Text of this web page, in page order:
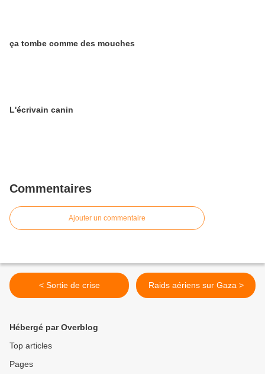
ça tombe comme des mouches
L'écrivain canin
Commentaires
Ajouter un commentaire
< Sortie de crise Raids aériens sur Gaza >
Hébergé par Overblog
Top articles
Pages